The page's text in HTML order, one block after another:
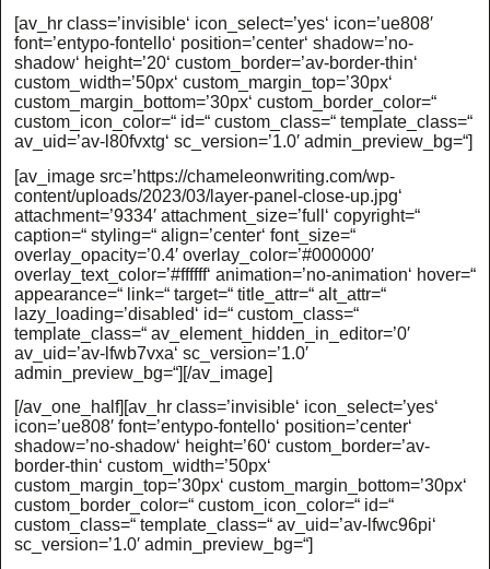
[av_hr class=’invisible‘ icon_select=’yes‘ icon=’ue808′
font=’entypo-fontello‘ position=’center‘ shadow=’no-
shadow‘ height=’20‘ custom_border=’av-border-thin‘
custom_width=’50px‘ custom_margin_top=’30px‘
custom_margin_bottom=’30px‘ custom_border_color=“
custom_icon_color=“ id=“ custom_class=“ template_class=“
av_uid=’av-l80fvxtg‘ sc_version=’1.0′ admin_preview_bg=“]
[av_image src=’https://chameleonwriting.com/wp-
content/uploads/2023/03/layer-panel-close-up.jpg‘
attachment=’9334′ attachment_size=’full‘ copyright=“
caption=“ styling=“ align=’center‘ font_size=“
overlay_opacity=’0.4′ overlay_color=’#000000′
overlay_text_color=’#ffffff‘ animation=’no-animation‘ hover=“
appearance=“ link=“ target=“ title_attr=“ alt_attr=“
lazy_loading=’disabled‘ id=“ custom_class=“
template_class=“ av_element_hidden_in_editor=’0′
av_uid=’av-lfwb7vxa‘ sc_version=’1.0′
admin_preview_bg=“][/av_image]
[/av_one_half][av_hr class=’invisible‘ icon_select=’yes‘
icon=’ue808′ font=’entypo-fontello‘ position=’center‘
shadow=’no-shadow‘ height=’60‘ custom_border=’av-
border-thin‘ custom_width=’50px‘
custom_margin_top=’30px‘ custom_margin_bottom=’30px‘
custom_border_color=“ custom_icon_color=“ id=“
custom_class=“ template_class=“ av_uid=’av-lfwc96pi‘
sc_version=’1.0′ admin_preview_bg=“]